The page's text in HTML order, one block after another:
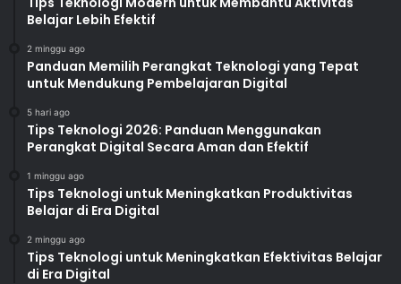
Belajar Lebih Efektif
2 minggu ago
Panduan Memilih Perangkat Teknologi yang Tepat
untuk Mendukung Pembelajaran Digital
5 hari ago
Tips Teknologi 2026: Panduan Menggunakan
Perangkat Digital Secara Aman dan Efektif
1 minggu ago
Tips Teknologi untuk Meningkatkan Produktivitas
Belajar di Era Digital
2 minggu ago
Tips Teknologi untuk Meningkatkan Efektivitas Belajar
di Era Digital